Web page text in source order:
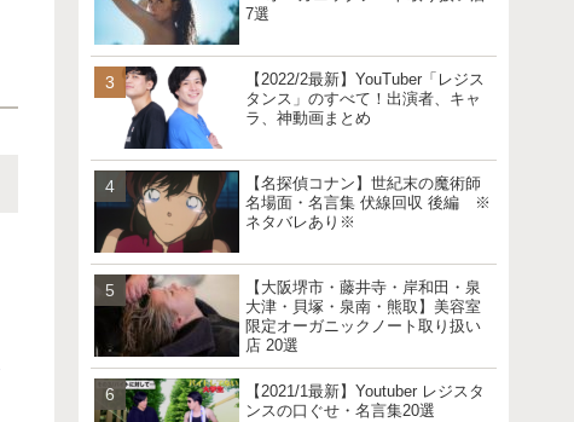
7選
【2022/2最新】YouTuber「レジス
タンス」のすべて！出演者、キャ
ラ、神動画まとめ
【名探偵コナン】世紀末の魔術師
名場面・名言集 伏線回収 後編 ※
ネタバレあり※
【大阪堺市・藤井寺・岸和田・泉
大津・貝塚・泉南・熊取】美容室
限定オーガニックノート取り扱い
店 20選
【2021/1最新】Youtuber レジスタ
ンスの口ぐせ・名言集20選